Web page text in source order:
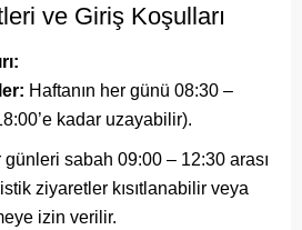
ve Giriş Koşulları
Haftanın her günü 08:30 –
kadar uzayabilir).
günleri sabah 09:00 – 12:30 arası
ziyaretler kısıtlanabilir veya
izin verilir.